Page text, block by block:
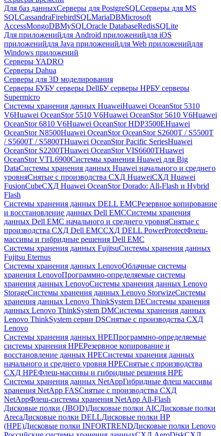
Для баз данныхСерверы для PostgreSQLСерверы для MS
SQLCassandraFirebirdSQLMariaDBMicrosoft
AccessMongoDBMySQLOracle DatabaseRedisSQLite
Для приложенийдля Android приложенийдля iOS
приложенийдля Java приложенийдля Web приложенийдля
Windows приложений
Серверы YADRO
Серверы Dahua
Серверы для 3D моделирования
Серверы БУБУ серверы DellБУ серверы HPБУ серверы
Supermicro
Системы хранения данных HuaweiHuawei OceanStor 5310
V6Huawei OceanStor 5510 V6Huawei OceanStor 5610 V6Huawei
OceanStor 6810 V6Huawei OceanStor HDP3500EHuawei
OceanStor N8500Huawei OceanStor OceanStor S2600T / S5500T
/ S5600T / S5800THuawei OceanStor Pacific SeriesHuawei
OceanStor S2200THuawei OceanStor VIS6600THuawei
OceanStor VTL6900Системы хранения Huawei для Big
DataСистемы хранения данных Huawei начального и среднего
уровняСнятые с производства СХД HuaweiСХД Huawei
FusionCubeСХД Huawei OceanStor Dorado: All-Flash и Hybrid
Flash
Системы хранения данных DELL EMCРезервное копирование
и восстановление данных Dell EMCСистемы хранения
данных Dell EMC начального и среднего уровняСнятые с
производства СХД Dell EMCСХД DELL PowerProtectФлеш-
массивы и гибридные решения Dell EMC
Системы хранения данных FujitsuСистемы хранения данных
Fujitsu Eternus
Системы хранения данных LenovoОблачные системы
хранения LenovoПрограммно-определяемые системы
хранения данных LenovoСистемы хранения данных Lenovo
StorageСистемы хранения данных Lenovo StorwizeСистемы
хранения данных Lenovo ThinkSystem DEСистемы хранения
данных Lenovo ThinkSystem DMСистемы хранения данных
Lenovo ThinkSystem серии DSСнятые с производства СХД
Lenovo
Системы хранения данных HPEПрограммно-определяемые
системы хранения HPEРезервное копирование и
восстановление данных HPEСистемы хранения данных
начального и среднего уровня HPEСнятые с производства
СХД HPEФлеш-массивы и гибридные решения HPE
Cистемы хранения данных NetAppГибридные флеш массивы
хранения NetApp FASСнятые с производства СХД
NetAppФлеш-системы хранения NetApp All-Flash
Дисковые полки (JBOD)Дисковые полки AICДисковые полки
ArecaДисковые полки DELLДисковые полки HP
(HPE)Дисковые полки INFORTRENDДисковые полки Lenovo